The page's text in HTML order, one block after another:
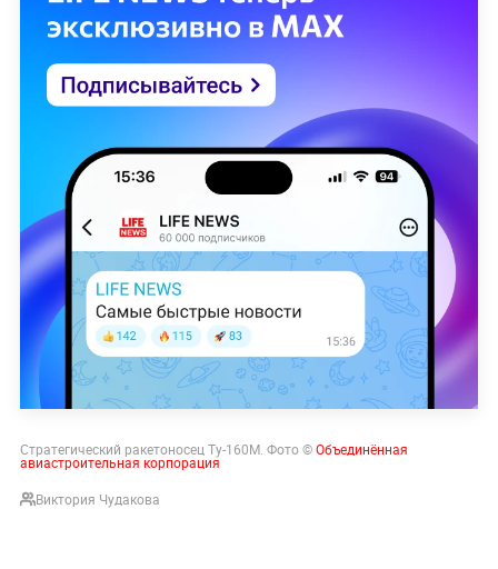
Стратегический ракетоносец Ту-160М. Фото ©Объединённая
авиастроительная корпорация
Виктория Чудакова